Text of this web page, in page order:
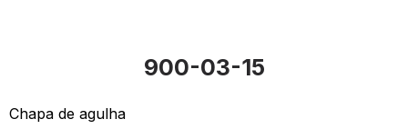
900-03-15
Chapa de agulha